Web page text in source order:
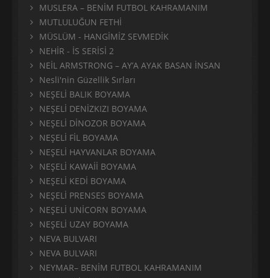
MUSLERA – BENİM FUTBOL KAHRAMANIM
MUTLULUĞUN FETHİ
MÜSLÜM - HANGİMİZ SEVMEDİK
NEHİR - İS SERİSİ 2
NEİL ARMSTRONG – AY’A AYAK BASAN İNSAN
Nesli'nin Güzellik Sırları
NEŞELİ BALIK BOYAMA
NEŞELİ DENİZKIZI BOYAMA
NEŞELİ DİNOZOR BOYAMA
NEŞELİ FİL BOYAMA
NEŞELİ HAYVANLAR BOYAMA
NEŞELİ KAWAİİ BOYAMA
NEŞELİ KEDİ BOYAMA
NEŞELİ PRENSES BOYAMA
NEŞELİ UNİCORN BOYAMA
NEŞELİ UZAY BOYAMA
NEVA BULVARI
NEVA BULVARI
NEYMAR– BENİM FUTBOL KAHRAMANIM